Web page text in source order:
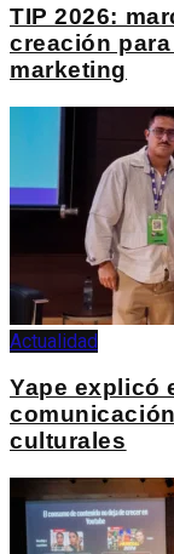
TIP 2026:
creación
marketing
Actualidad
Yape explicó
culturales